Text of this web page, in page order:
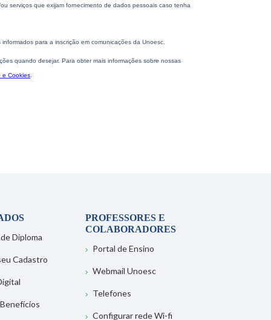
Diploma
Cadastro
PROFESSORES E
COLABORADORES
Portal de Ensino
Webmail Unoesc
Telefones
Configurar rede Wi-fi